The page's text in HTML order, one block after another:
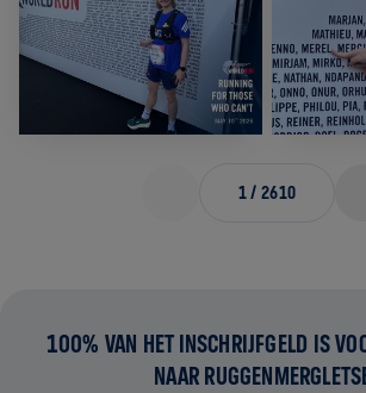
1/ 2610
100% VAN HET INSCHRIJFGELD IS
NAAR